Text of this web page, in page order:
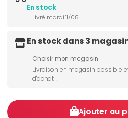
En stock
Livré mardi 11/08
En stock dans 3
Choisir mon magasin
Livraison en magasin possible
d'achat !
Ajouter au